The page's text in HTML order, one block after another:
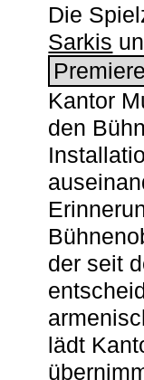
Die
Sarkis
Kantor
den
der seit
lädt